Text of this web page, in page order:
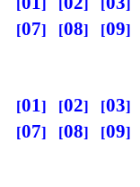
07
08 09
01 02 03
07
08 09